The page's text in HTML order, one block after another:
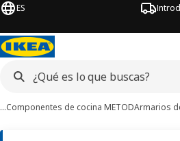
ES
…Componentes de cocina METODArmarios